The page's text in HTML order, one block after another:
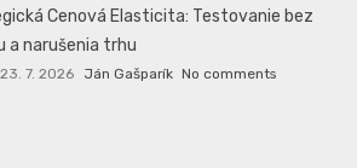
Cenová Elasticita: Testovanie bez
a narušenia trhu
23. 7. 2026 Ján Gašparík No comments